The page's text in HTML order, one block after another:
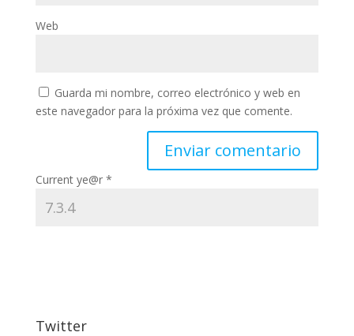
Web
Guarda mi nombre, correo electrónico y web en
este navegador para la próxima vez que comente.
Current ye@r *
Twitter